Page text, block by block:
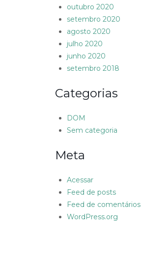
outubro 2020
setembro 2020
agosto 2020
julho 2020
junho 2020
setembro 2018
Categorias
DOM
Sem categoria
Meta
Acessar
Feed de posts
Feed de comentários
WordPress.org